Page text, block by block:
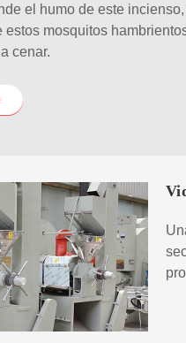
el humo de este incienso,
estos mosquitos
cenar.